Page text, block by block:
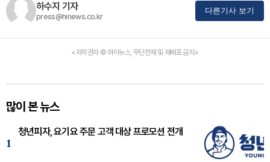
하수지 기자
press@hinews.co.kr
다른기사 보기
<저작권자 © 하이뉴스, 무단전재 및 재배포 금지>
많이 본 뉴스
1
청년피자, 요기요 주문 고객 대상 프로모션 전개